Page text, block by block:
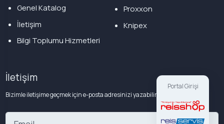
Portal Girişi
Genel Katalog
İletişim
Bilgi Toplumu Hizmetleri
Proxxon
Knipex
İletişim
Bizimle iletişime geçmek için e-posta adresinizi yazabilirsiniz